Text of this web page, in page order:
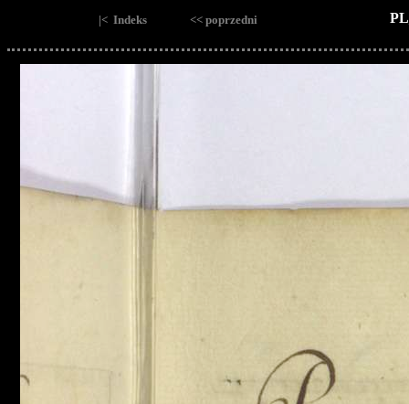
|< Indeks << poprzedni